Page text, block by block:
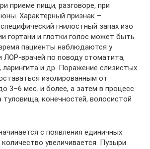
приеме пищи, разговоре, при
Характерный признак –
гнилостный запах изо
гортани и глотки голос может быть
пациенты наблюдаются у
ЛОР-врачей по поводу стоматита,
ларингита и др. Поражение слизистых
изолированным от
3–6 мес. и более, а затем в процесс
туловища, конечностей, волосистой
с появления единичных
увеличивается. Пузыри